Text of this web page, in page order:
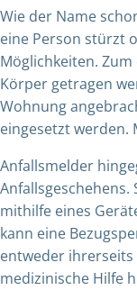
Wie der Name
eine Person stürzt
Möglichkeiten.
Körper getragen
Wohnung
eingesetzt werden.
Anfallsmelder
mithilfe eines
kann eine
entweder
medizinische Hilfe